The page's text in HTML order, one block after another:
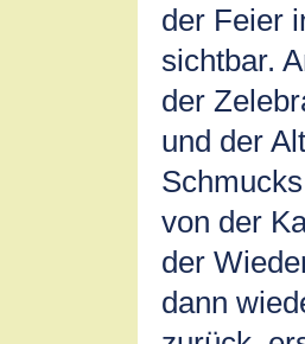
der Feier
sichtbar.
der
und der
von der
der
dann